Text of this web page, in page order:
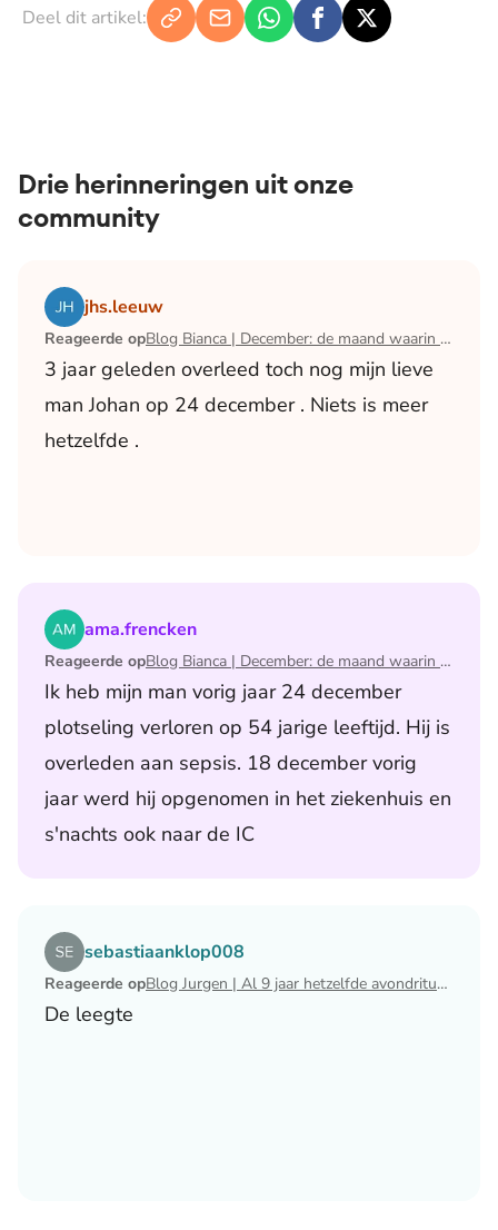
Deel dit artikel:
Drie herinneringen uit onze
community
jhs.leeuw
Reageerde op Blog Bianca | December: de maand waarin ik mijn man verloor
3 jaar geleden overleed toch nog mijn lieve
man Johan op 24 december . Niets is meer
hetzelfde .
Lees het artikel Blog Bianca | December: de maand
ama.frencken
Reageerde op Blog Bianca | December: de maand waarin ik mijn man verloor
Ik heb mijn man vorig jaar 24 december
plotseling verloren op 54 jarige leeftijd. Hij is
overleden aan sepsis. 18 december vorig
jaar werd hij opgenomen in het ziekenhuis en
s'nachts ook naar de IC
Lees het artikel Blog Bianca | December: de maand
sebastiaanklop008
Reageerde op Blog Jurgen | Al 9 jaar hetzelfde avondritueel
De leegte
Lees het artikel Blog Jurgen | Al 9 jaar hetzelfde